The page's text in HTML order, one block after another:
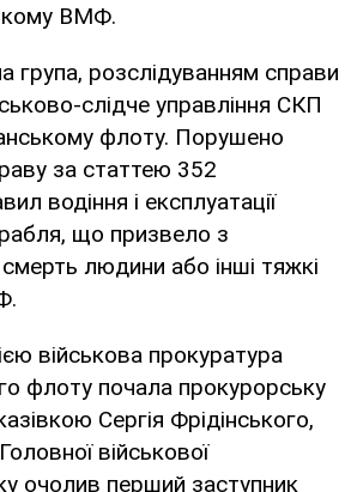
ВМФ.
група, розслідуванням справи
слідче управління СКП
флоту. Порушено
за статтею 352
водіння і експлуатації
що призвело з
людини або інші тяжкі
військова прокуратура
флоту почала прокурорську
Сергія Фрідінського,
військової
очолив перший заступник